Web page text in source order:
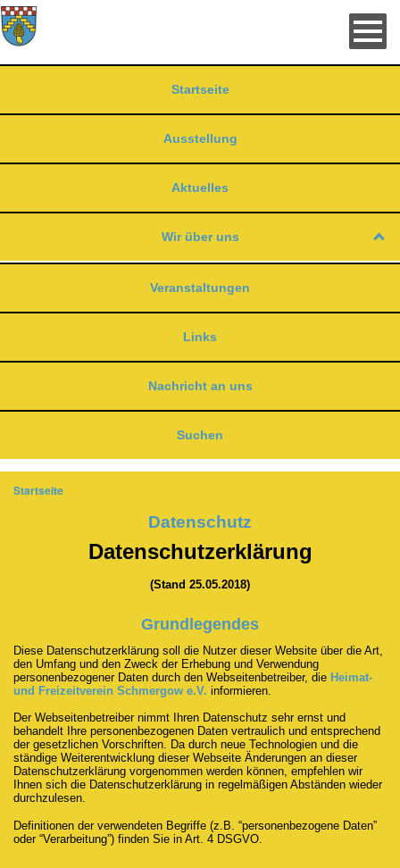
Startseite
Ausstellung
Aktuelles
Wir über uns
Veranstaltungen
Links
Nachricht an uns
Suchen
Pfadnavigation
Startseite
Datenschutz
Datenschutzerklärung
(Stand 25.05.2018)
Grundlegendes
Diese Datenschutzerklärung soll die Nutzer dieser Website über die Art,
den Umfang und den Zweck der Erhebung und Verwendung
personenbezogener Daten durch den Webseitenbetreiber, die Heimat-
und Freizeitverein Schmergow e.V. informieren.
Der Webseitenbetreiber nimmt Ihren Datenschutz sehr ernst und
behandelt Ihre personenbezogenen Daten vertraulich und entsprechend
der gesetzlichen Vorschriften. Da durch neue Technologien und die
ständige Weiterentwicklung dieser Webseite Änderungen an dieser
Datenschutzerklärung vorgenommen werden können, empfehlen wir
Ihnen sich die Datenschutzerklärung in regelmäßigen Abständen wieder
durchzulesen.
Definitionen der verwendeten Begriffe (z.B. “personenbezogene Daten”
oder “Verarbeitung”) finden Sie in Art. 4 DSGVO.